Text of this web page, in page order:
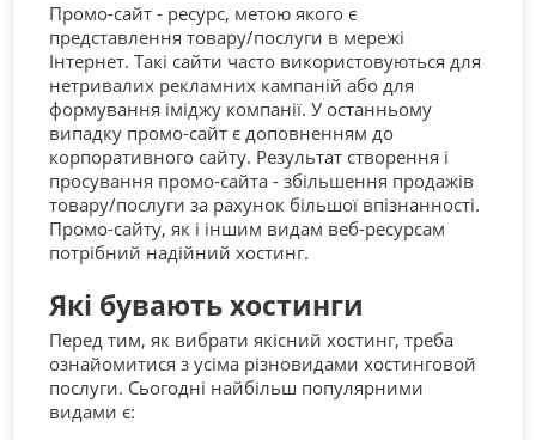
Промо-сайт - ресурс, метою якого є
представлення товару/послуги в мережі
Інтернет. Такі сайти часто використовуються для
нетривалих рекламних кампаній або для
формування іміджу компанії. У останньому
випадку промо-сайт є доповненням до
корпоративного сайту. Результат створення і
просування промо-сайта - збільшення продажів
товару/послуги за рахунок більшої впізнанності.
Промо-сайту, як і іншим видам веб-ресурсам
потрібний надійний хостинг.
Які бувають хостинги
Перед тим, як вибрати якісний хостинг, треба
ознайомитися з усіма різновидами хостинговой
послуги. Сьогодні найбільш популярними
видами є: